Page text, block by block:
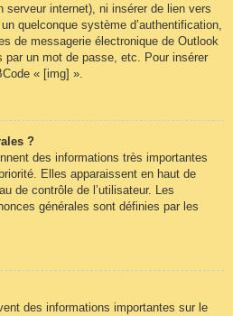
serveur internet), ni insérer de lien vers
quelconque système d’authentification,
de messagerie électronique de Outlook
par un mot de passe, etc. Pour insérer
« [img] ».
?
des informations très importantes
Elles apparaissent en haut de
de contrôle de l’utilisateur. Les
générales sont définies par les
des informations importantes sur le